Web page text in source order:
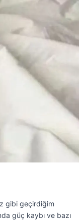
gibi geçirdiğim
güç kaybı ve bazı